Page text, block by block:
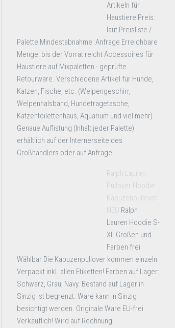
Artikeln für
Haustiere Preis:
laut Preisliste /
Palette Mindestabnahme: Anfrage Erreichbare
Menge: bis der Vorrat reicht Accessoires für
Haustiere auf Mixpaletten - geprüfte
Retourware. Verschiedene Artikel für Hunde,
Katzen, Fische, etc. (Welpengeschirr,
Welpenhalsband, Hundetragetasche,
Katzentoilettenhaus, Aquarium und viel mehr).
Genaue Auflistung (Inhalt jeder Palette)
erhältlich auf der Internerseite des
Großhändlers oder auf Anfrage ...
Ralph Lauren
Pullover Hoodie
Kapuzenpullover
NEU Ralph
Lauren Hoodie S-
XL Großen und
Farben frei
Wählbar Die Kapuzenpullover kommen einzeln
Verpackt inkl. allen Etiketten! Farben auf Lager:
Schwarz, Grau, Navy. Bestand auf Lager in
Sinzig ist begrenzt. Ware kann in Sinzig
besichtigt werden. Originale Ware EU-frei
Verkäuflich! Wird auf Rechnung